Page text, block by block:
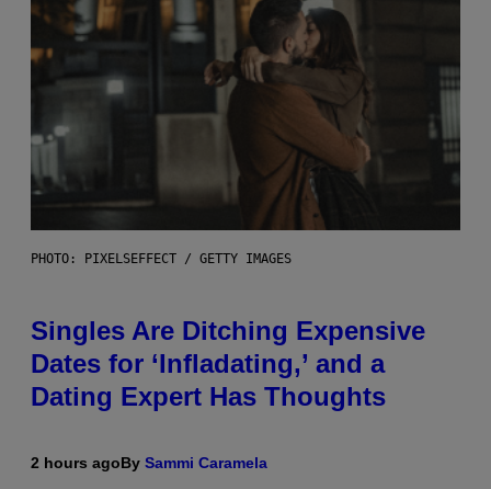
PHOTO: PIXELSEFFECT / GETTY IMAGES
Singles Are Ditching Expensive
Dates for ‘Infladating,’ and a
Dating Expert Has Thoughts
2 hours agoBy Sammi Caramela